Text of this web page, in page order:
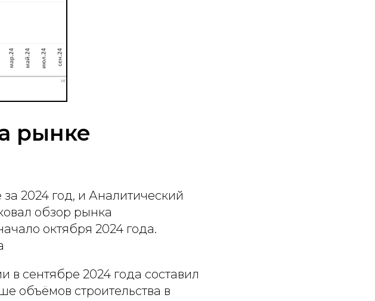
рынке
2024 год, и Аналитический
обзор рынка
октября 2024 года.
сентябре 2024 года составил
объёмов строительства в